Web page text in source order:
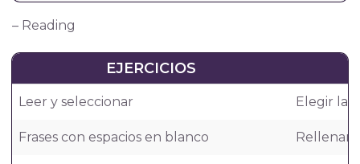
– Reading
EJERCICIOS
Leer y seleccionar Elegir la
Frases con espacios en blanco Rellenar